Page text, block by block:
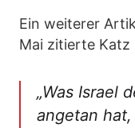
Ein weiterer
Mai zitierte Katz
„Was Israel
angetan